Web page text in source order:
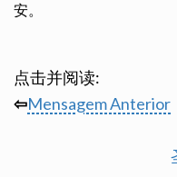
安。
点击并阅读:
⇦Mensagem Anterior